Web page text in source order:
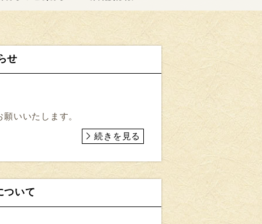
せ
いいたします。
続きを見る
ついて